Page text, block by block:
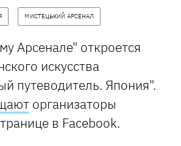
МИСТЕЦЬКИЙ АРСЕНАЛ
Арсенале" откроется
искусства
путеводитель. Япония".
организаторы
в Facebook.